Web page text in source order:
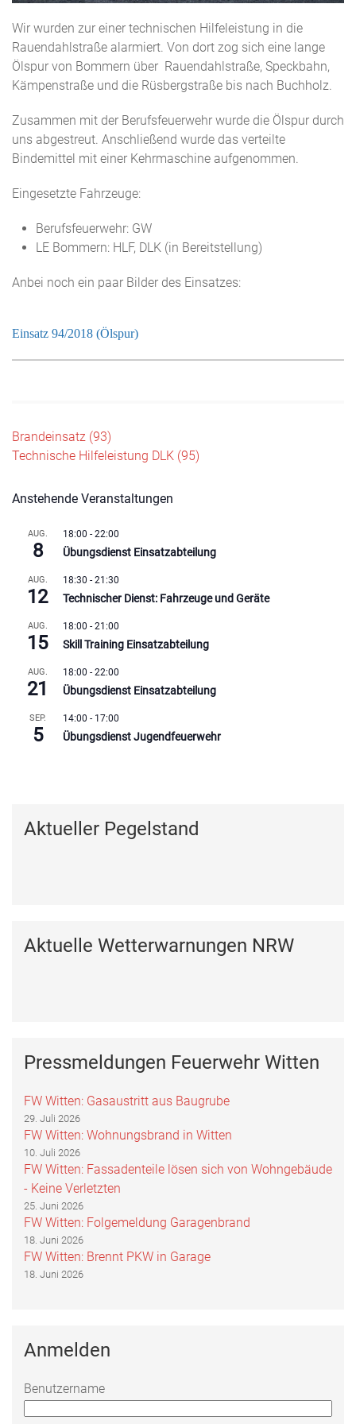
Wir wurden zur einer technischen Hilfeleistung in die
Rauendahlstraße alarmiert. Von dort zog sich eine lange
Ölspur von Bommern über Rauendahlstraße, Speckbahn,
Kämpenstraße und die Rüsbergstraße bis nach Buchholz.
Zusammen mit der Berufsfeuerwehr wurde die Ölspur durch
uns abgestreut. Anschließend wurde das verteilte
Bindemittel mit einer Kehrmaschine aufgenommen.
Eingesetzte Fahrzeuge:
Berufsfeuerwehr: GW
LE Bommern: HLF, DLK (in Bereitstellung)
Anbei noch ein paar Bilder des Einsatzes:
Einsatz 94/2018 (Ölspur)
Beitragsnavigation
Brandeinsatz (93)
Technische Hilfeleistung DLK (95)
Anstehende Veranstaltungen
AUG.
8
18:00 - 22:00
Übungsdienst Einsatzabteilung
AUG.
12
18:30 - 21:30
Technischer Dienst: Fahrzeuge und Geräte
AUG.
15
18:00 - 21:00
Skill Training Einsatzabteilung
AUG.
21
18:00 - 22:00
Übungsdienst Einsatzabteilung
SEP.
5
14:00 - 17:00
Übungsdienst Jugendfeuerwehr
Aktueller Pegelstand
Aktuelle Wetterwarnungen NRW
Pressmeldungen Feuerwehr Witten
FW Witten: Gasaustritt aus Baugrube
29. Juli 2026
FW Witten: Wohnungsbrand in Witten
10. Juli 2026
FW Witten: Fassadenteile lösen sich von Wohngebäude
- Keine Verletzten
25. Juni 2026
FW Witten: Folgemeldung Garagenbrand
18. Juni 2026
FW Witten: Brennt PKW in Garage
18. Juni 2026
Anmelden
Benutzername